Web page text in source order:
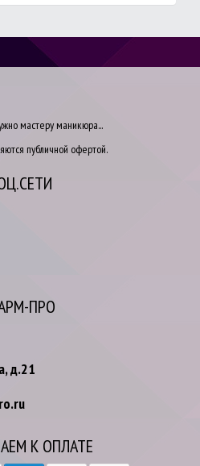
мастеру маникюра...
публичной офертой.
ПРО
д.21
К ОПЛАТЕ